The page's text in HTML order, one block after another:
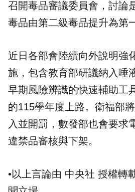
召開毒品審議委員會，討論
毒品由第二級毒品提升為第
近日各部會陸續向外說明強
施，包含教育部研議納入唾
早期風險辨識的快速輔助工
的115學年度上路。衛福部
入並開罰，數發部也會要求
違禁品審核與下架。
•以上言論由 中央社 授權轉